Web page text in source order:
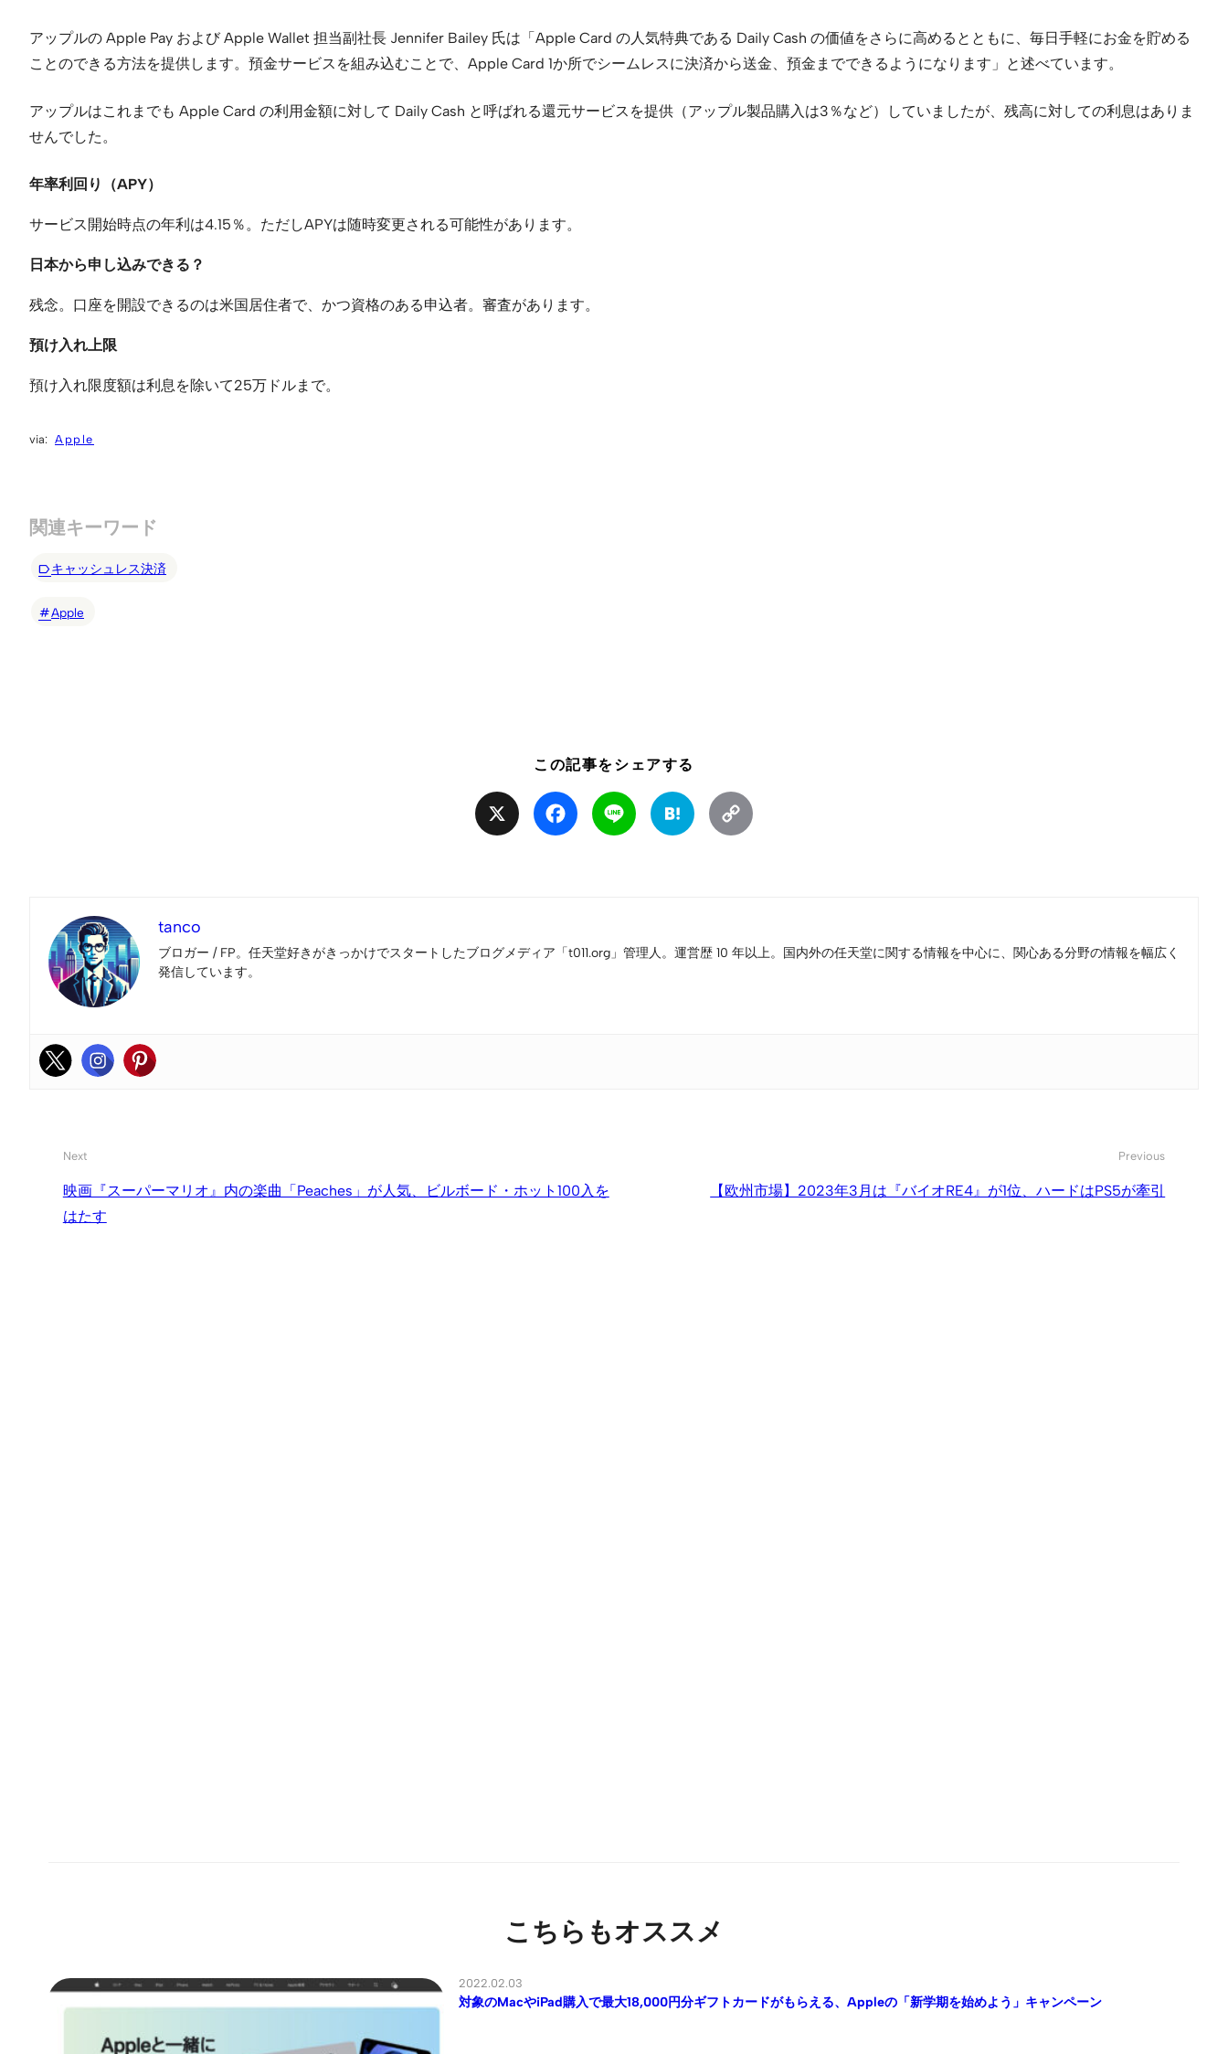
アップルの Apple Pay および Apple Wallet 担当副社長 Jennifer Bailey 氏は「Apple Card の人気特典である Daily Cash の価値をさらに高めるとともに、毎日手軽にお金を貯める
ことのできる方法を提供します。預金サービスを組み込むことで、Apple Card 1か所でシームレスに決済から送金、預金までできるようになります」と述べています。
アップルはこれまでも Apple Card の利用金額に対して Daily Cash と呼ばれる還元サービスを提供（アップル製品購入は3％など）していましたが、残高に対しての利息はありま
せんでした。
年率利回り（APY）
サービス開始時点の年利は4.15％。ただしAPYは随時変更される可能性があります。
日本から申し込みできる？
残念。口座を開設できるのは米国居住者で、かつ資格のある申込者。審査があります。
預け入れ上限
預け入れ限度額は利息を除いて25万ドルまで。
Apple
関連キーワード
キャッシュレス決済
Apple
この記事をシェアする
Facebook Line Hatena
tanco
ブロガー / FP。任天堂好きがきっかけでスタートしたブログメディア「t011.org」管理人。運営歴 10 年以上。国内外の任天堂に関する情報を中心に、関心ある分野の情報を幅広く
発信しています。
Next
映画『スーパーマリオ』内の楽曲「Peaches」が人気、ビルボード・ホット100入を
はたす
Previous
【欧州市場】2023年3月は『バイオRE4』が1位、ハードはPS5が牽引
こちらもオススメ
2022.02.03
対象のMacやiPad購入で最大18,000円分ギフトカードがもらえる、Appleの「新学期を始めよう」キャンペーン